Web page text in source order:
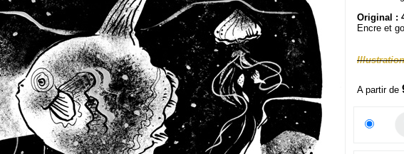
Original :
Encre et
A partir de